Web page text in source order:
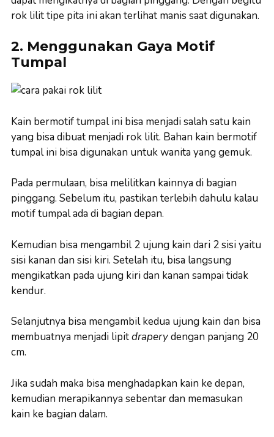
rok lilit tipe pita ini akan terlihat manis saat digunakan.
2. Menggunakan Gaya Motif
Tumpal
Kain bermotif tumpal ini bisa menjadi salah satu kain
yang bisa dibuat menjadi rok lilit. Bahan kain bermotif
tumpal ini bisa digunakan untuk wanita yang gemuk.
Pada permulaan, bisa melilitkan kainnya di bagian
pinggang. Sebelum itu, pastikan terlebih dahulu kalau
motif tumpal ada di bagian depan.
Kemudian bisa mengambil 2 ujung kain dari 2 sisi yaitu
sisi kanan dan sisi kiri. Setelah itu, bisa langsung
mengikatkan pada ujung kiri dan kanan sampai tidak
kendur.
Selanjutnya bisa mengambil kedua ujung kain dan bisa
membuatnya menjadi lipitdraperydengan panjang 20
cm.
Jika sudah maka bisa menghadapkan kain ke depan,
kemudian merapikannya sebentar dan memasukan
kain ke bagian dalam.